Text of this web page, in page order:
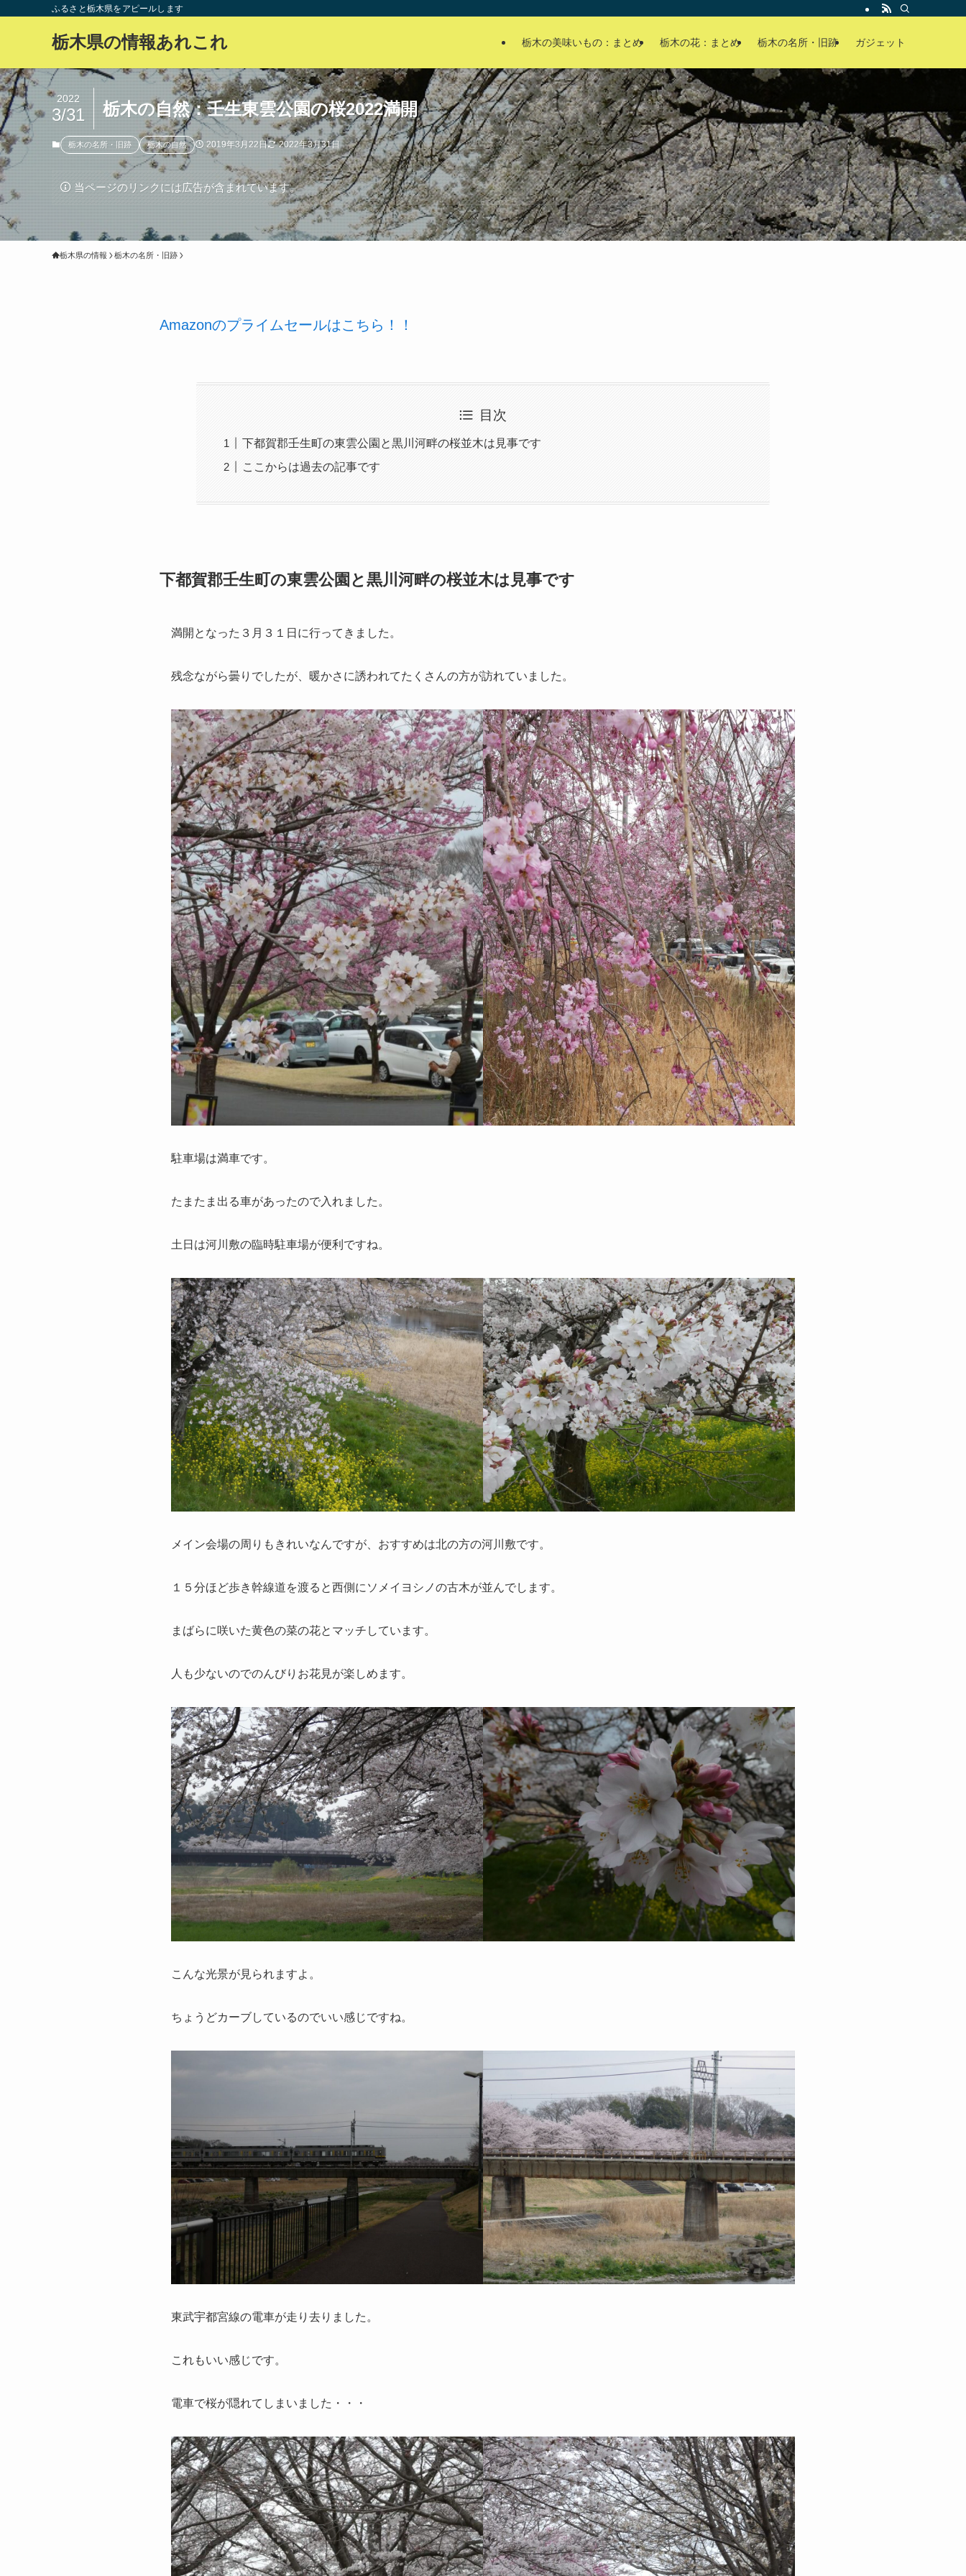
ふるさと栃木県をアピールします
栃木県の情報あれこれ 栃木の美味いもの：まとめ 栃木の花：まとめ 栃木の名所・旧跡 ガジェット
栃木の自然：壬生東雲公園の桜2022満開
2022
3/31
栃木の名所・旧跡 栃木の自然 2019年3月22日 2022年3月31日
当ページのリンクには広告が含まれています。
栃木県の情報 栃木の名所・旧跡
Amazonのプライムセールはこちら！！
目次
下都賀郡壬生町の東雲公園と黒川河畔の桜並木は見事です
ここからは過去の記事です
下都賀郡壬生町の東雲公園と黒川河畔の桜並木は見事です
満開となった３月３１日に行ってきました。
残念ながら曇りでしたが、暖かさに誘われてたくさんの方が訪れていました。
駐車場は満車です。
たまたま出る車があったので入れました。
土日は河川敷の臨時駐車場が便利ですね。
メイン会場の周りもきれいなんですが、おすすめは北の方の河川敷です。
１５分ほど歩き幹線道を渡ると西側にソメイヨシノの古木が並んでします。
まばらに咲いた黄色の菜の花とマッチしています。
人も少ないのでのんびりお花見が楽しめます。
こんな光景が見られますよ。
ちょうどカーブしているのでいい感じですね。
東武宇都宮線の電車が走り去りました。
これもいい感じです。
電車で桜が隠れてしまいました・・・